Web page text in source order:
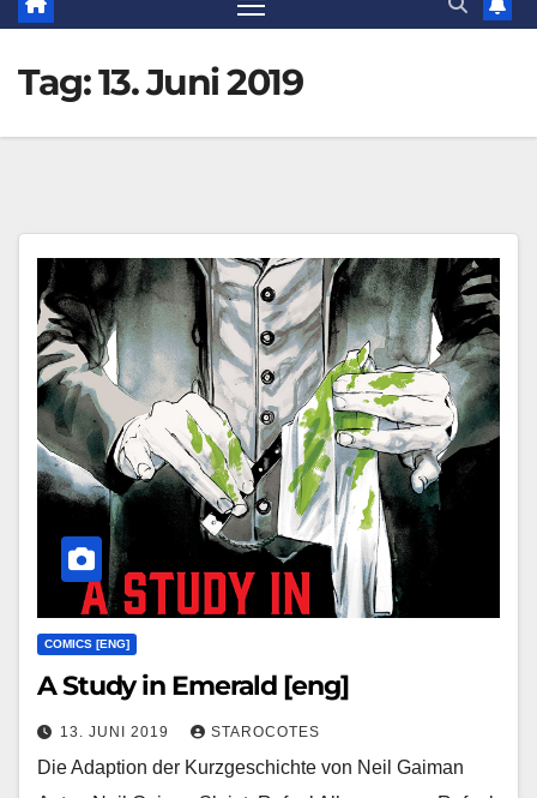
Tag:13. Juni 2019
COMICS [ENG]
A Study in Emerald [eng]
13. JUNI 2019 STAROCOTES
Die Adaption der Kurzgeschichte von Neil Gaiman